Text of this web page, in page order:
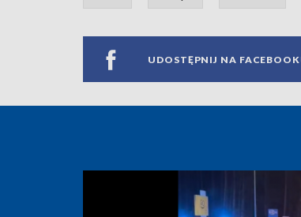
UDOSTĘPNIJ NA